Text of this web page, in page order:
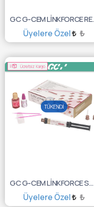
GC G-CEM
Üyelere Özel ₺
TÜKENDİ :(
Ücretsiz Kargo
GC G-CEM LİNKFORCE STARTER KİT 8,7GR A2 10001339
Üyelere Özel ₺